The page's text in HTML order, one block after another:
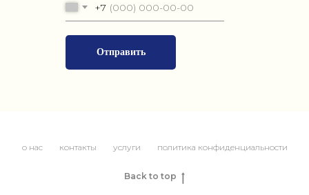
+7
Отправить
о нас контакты услуги политика конфиденциальности
Back to top